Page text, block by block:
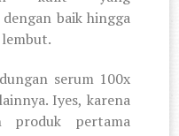
baik hingga
serum 100x
Iyes, karena
produk pertama